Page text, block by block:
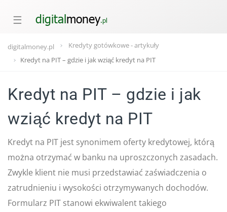
☰
digitalmoney.pl
Kredyty gotówkowe - artykuły
Kredyt na PIT – gdzie i jak wziąć kredyt na PIT
Kredyt na PIT – gdzie i jak
wziąć kredyt na PIT
Kredyt na PIT jest synonimem oferty kredytowej, którą
można otrzymać w banku na uproszczonych zasadach.
Zwykle klient nie musi przedstawiać zaświadczenia o
zatrudnieniu i wysokości otrzymywanych dochodów.
Formularz PIT stanowi ekwiwalent takiego